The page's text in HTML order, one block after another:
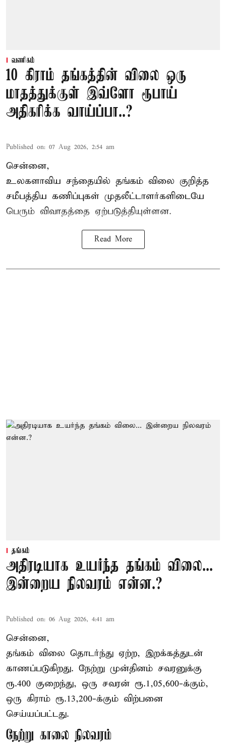
வணிகம்
10 கிராம் தங்கத்தின் விலை ஒரு
மாதத்துக்குள் இவ்ளோ ரூபாய்
அதிகரிக்க வாய்ப்பா..?
Published on: 07 Aug 2026, 2:54 am
சென்னை,
உலகளாவிய சந்தையில் தங்கம் விலை குறித்த
சமீபத்திய கணிப்புகள் முதலீட்டாளர்களிடையே
பெரும் விவாதத்தை ஏற்படுத்தியுள்ளன.
Read More
தங்கம்
அதிரடியாக உயர்ந்த தங்கம் விலை...
இன்றைய நிலவரம் என்ன.?
Published on: 06 Aug 2026, 4:41 am
சென்னை,
தங்கம் விலை தொடர்ந்து ஏற்ற, இறக்கத்துடன்
காணப்படுகிறது. நேற்று முன்தினம் சவரனுக்கு
ரூ.400 குறைந்து, ஒரு சவரன் ரூ.1,05,600-க்கும்,
ஒரு கிராம் ரூ.13,200-க்கும் விற்பனை
செய்யப்பட்டது.
நேற்று காலை நிலவரம்